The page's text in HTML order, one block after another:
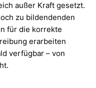
außer Kraft gesetzt.
zu bildendenden
für die korrekte
erarbeiten
verfügbar – von